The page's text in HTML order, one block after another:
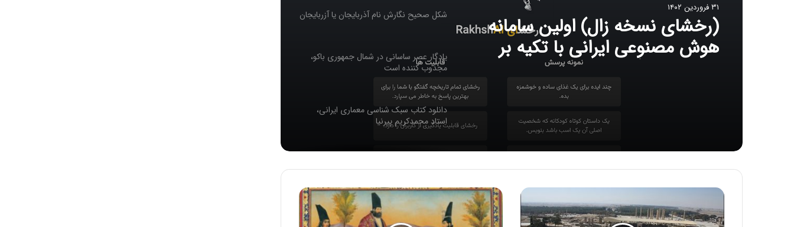
۳۱ فروردین ۱۴۰۲
(رخشای نسخه زال) اولین سامانه
هوش مصنوعی ایرانی با تکیه بر
دانش فرهنگی و ملی ایرانیان
شکل صحیح نگارش نام آذربایجان یا آزربایجان
یادگار عصر ساسانی در شمال جمهوری باکو،
مجذوب کننده است
دانلود کتاب سبک شناسی معماری ایرانی،
استاد محمدکریم پیرنیا
(پان ها)وپان ترک ها (جدایی طلبان ترک)